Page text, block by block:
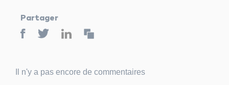
Partager
Il n'y a pas encore de commentaires